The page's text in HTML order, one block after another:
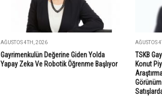
AĞUSTOS 4TH, 2026
Gayrimenkulün Değerine Giden Yolda
Yapay Zeka Ve Robotik Öğrenme Başlıyor
AĞUSTOS
TSKB
Konut